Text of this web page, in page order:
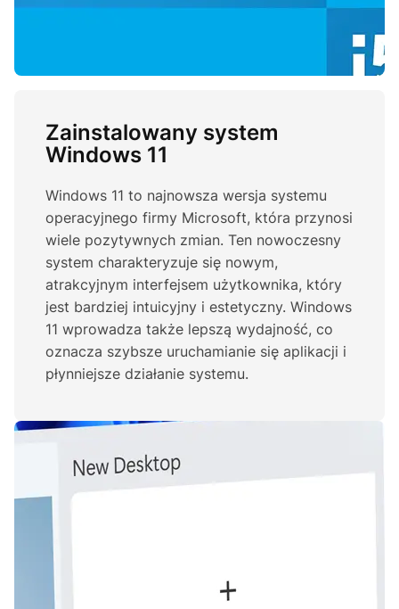
Zainstalowany system
Windows 11
Windows 11 to najnowsza wersja systemu
operacyjnego firmy Microsoft, która przynosi
wiele pozytywnych zmian. Ten nowoczesny
system charakteryzuje się nowym,
atrakcyjnym interfejsem użytkownika, który
jest bardziej intuicyjny i estetyczny. Windows
11 wprowadza także lepszą wydajność, co
oznacza szybsze uruchamianie się aplikacji i
płynniejsze działanie systemu.